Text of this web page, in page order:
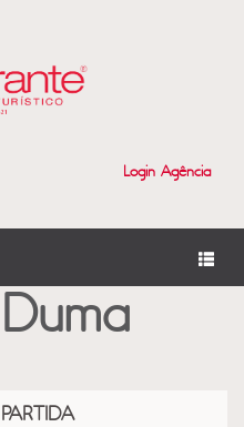
Login Agência